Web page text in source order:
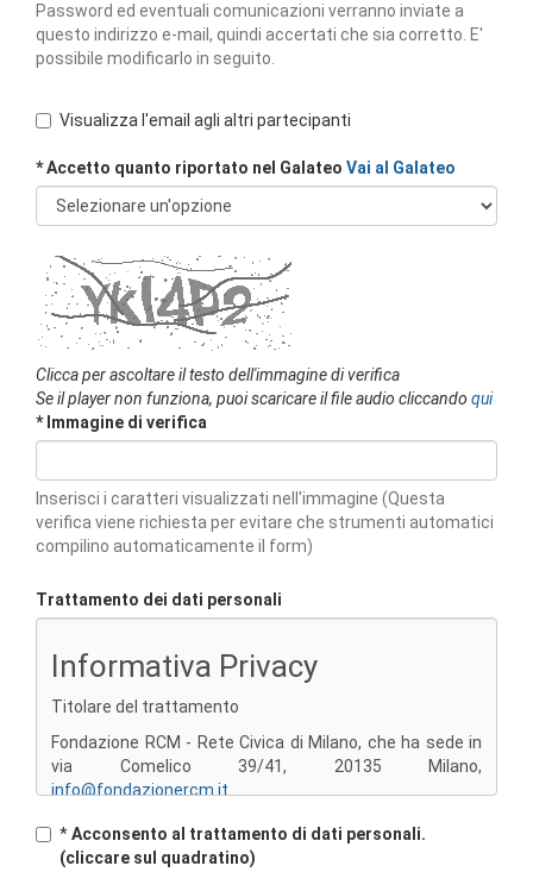
Password ed eventuali comunicazioni verranno inviate a
questo indirizzo e-mail, quindi accertati che sia corretto. E'
possibile modificarlo in seguito.
Visualizza l'email agli altri partecipanti
* Accetto quanto riportato nel Galateo Vai al Galateo
Clicca per ascoltare il testo dell'immagine di verifica
Se il player non funziona, puoi scaricare il file audio cliccando qui
* Immagine di verifica
Inserisci i caratteri visualizzati nell'immagine (Questa
verifica viene richiesta per evitare che strumenti automatici
compilino automaticamente il form)
Trattamento dei dati personali
Informativa Privacy
Titolare del trattamento
Fondazione RCM - Rete Civica di Milano, che ha sede in
via Comelico 39/41, 20135 Milano,
info@fondazionercm.it
Contatti del Responsabile della protezione dei dati:
rpd@retecivica.milano.it
*Acconsento al trattamento di dati personali.
(cliccare sul quadratino)